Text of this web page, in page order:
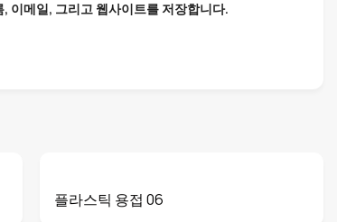
이메일, 그리고 웹사이트를 저장합니다.
플라스틱 용접 06